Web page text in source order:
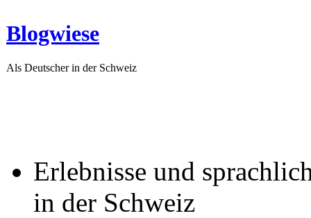
Blogwiese
Als Deutscher in der Schweiz
Erlebnisse und
in der Schweiz